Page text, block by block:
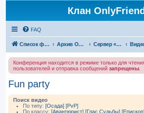
Клан
FAQ
Список форумов Архив OnlyFriends Сервер «Сталинград»
Конференция находится в режиме только для
пользователей и отправка сообщений запрещены
Fun party
Поиск видео
По типу: [Осада] [PvP]
По классу: [Авантюрист] [Глас Судьбы]